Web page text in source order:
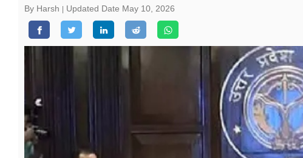
रिलेशनशिप
जीवन मंत्रा
ब्‍यूटी
जॉब्स
By Harsh
Updated Date May 10, 2026